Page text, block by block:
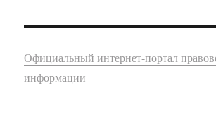
Официальный интернет-портал
информации